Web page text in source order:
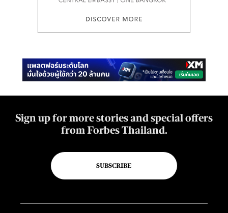
Sign up for more stories and special offers
from Forbes Thailand.
SUBSCRIBE